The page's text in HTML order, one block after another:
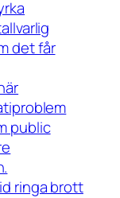
det får
public
ringa brott